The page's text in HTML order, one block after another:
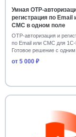
Торговые
Инструменты роста
Готовые решения
Подарки, скидки 5
Отладка, поддержка
Умная OTP-
регистрация по Email
СМС в одном поле
OTP-авторизация и
по Email или СМС для 1С-
Готовое решение с одним
от 5 000 ₽